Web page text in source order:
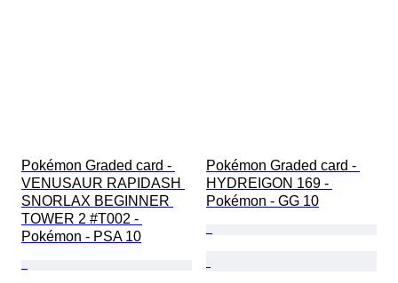
Pokémon Graded card -
VENUSAUR RAPIDASH
SNORLAX BEGINNER
TOWER 2 #T002 -
Pokémon - PSA 10
Pokémon Graded card -
HYDREIGON 169 -
Pokémon - GG 10